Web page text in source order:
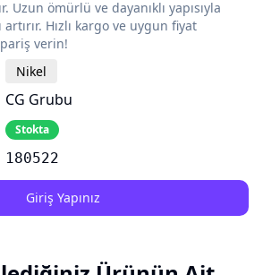
ömürlü ve dayanıklı yapısıyla
Hızlı kargo ve uygun fiyat
verin!
Nikel
CG Grubu
Stokta
180522
Giriş Yapınız